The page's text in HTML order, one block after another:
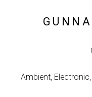
Ambient, Electronic,